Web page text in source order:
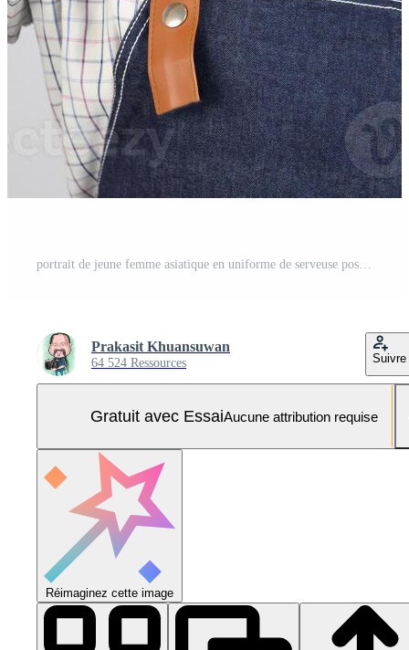
portrait de jeune femme asiatique en uniforme de serveuse pose avec carte de crédit Photo Pro
Prakasit Khuansuwan
64 524 Ressources Suivre
Gratuit avec EssaiAucune attribution requise
Réimaginez cette image